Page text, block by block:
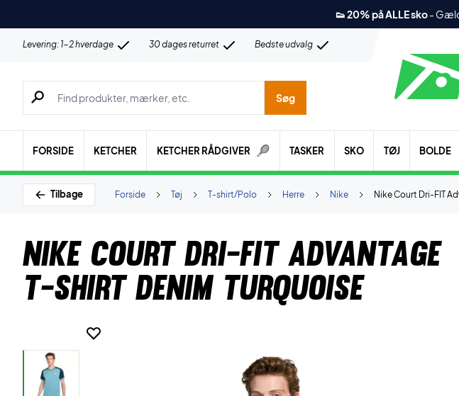
👟 20% på ALLE sko-
Levering: 1-2 hverdage 30 dages returret Bedste udvalg
Søg efter produkter, mærker etc.
Søg
FORSIDE KETCHER KETCHER RÅDGIVER TASKER SKO TØJ BOLDE
Tilbage Nike Court Dri-FIT
Nike
Herre
T-shirt/Polo
Tøj
Forside
Nike Court Dri-FIT Advantage
T-shirt Denim Turquoise